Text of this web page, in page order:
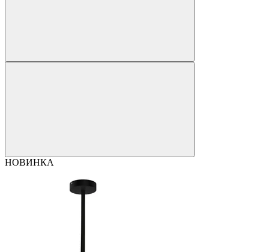
НОВИНКА